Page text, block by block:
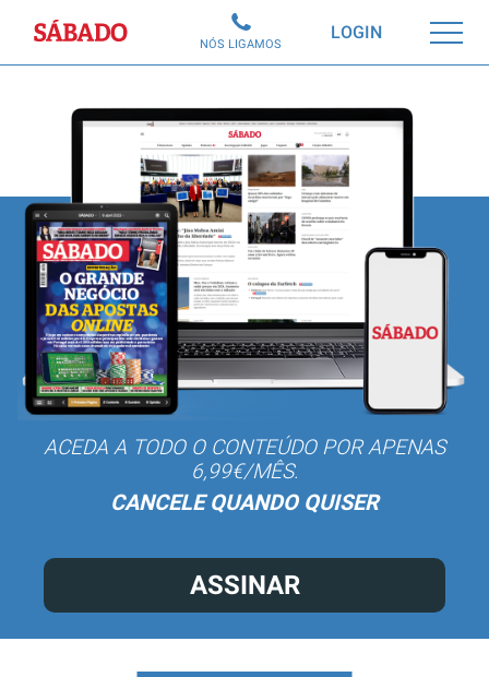
Sábado LOGIN
NÓS LIGAMOS
ACEDA A TODO O CONTEÚDO POR APENAS
6,99€/MÊS.
CANCELE QUANDO QUISER
ASSINAR